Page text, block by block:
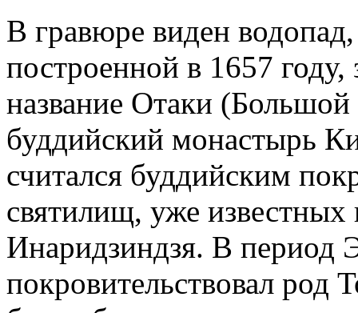
В гравюре виден
построенной в 1657 году,
название Отаки (Большой
буддийский монастырь
считался буддийским
святилищ, уже
Инаридзиндзя. В период
покровительствовал род